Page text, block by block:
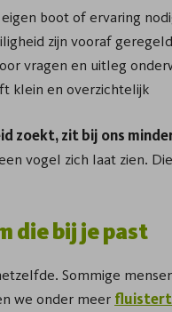
boot of ervaring
zijn vooraf geregeld
vragen en uitleg
klein en overzichtelijk
zoekt, zit bij ons
vogel zich laat zien.
die bij je past
Sommige
we onder meer